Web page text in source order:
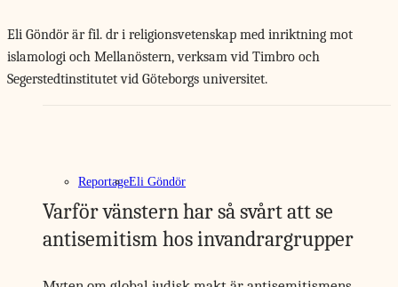
Eli Göndör är fil. dr i religionsvetenskap med inriktning mot
islamologi och Mellanöstern, verksam vid Timbro och
Segerstedtinstitutet vid Göteborgs universitet.
ReportageEli Göndör
Varför vänstern har så svårt att se
antisemitism hos invandrargrupper